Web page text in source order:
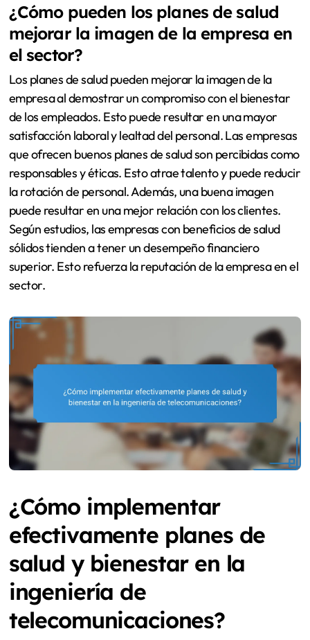
¿Cómo pueden los planes de salud
mejorar la imagen de la empresa en
el sector?
Los planes de salud pueden mejorar la imagen de la
empresa al demostrar un compromiso con el bienestar
de los empleados. Esto puede resultar en una mayor
satisfacción laboral y lealtad del personal. Las empresas
que ofrecen buenos planes de salud son percibidas como
responsables y éticas. Esto atrae talento y puede reducir
la rotación de personal. Además, una buena imagen
puede resultar en una mejor relación con los clientes.
Según estudios, las empresas con beneficios de salud
sólidos tienden a tener un desempeño financiero
superior. Esto refuerza la reputación de la empresa en el
sector.
¿Cómo implementar
efectivamente planes de
salud y bienestar en la
ingeniería de
telecomunicaciones?